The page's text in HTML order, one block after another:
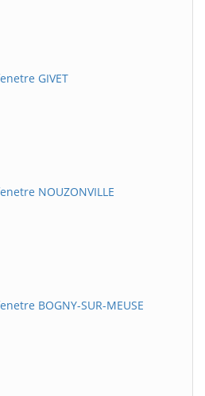
GIVET
NOUZONVILLE
BOGNY-SUR-MEUSE